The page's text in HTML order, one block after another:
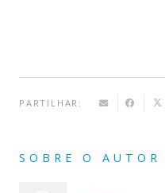
PARTILHAR:
SOBRE O AUTOR